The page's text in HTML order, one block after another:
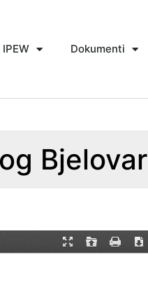
IPEW Dokumenti
Bjelovar